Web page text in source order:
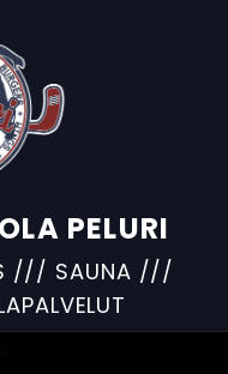
PELURI
/// SAUNA ///